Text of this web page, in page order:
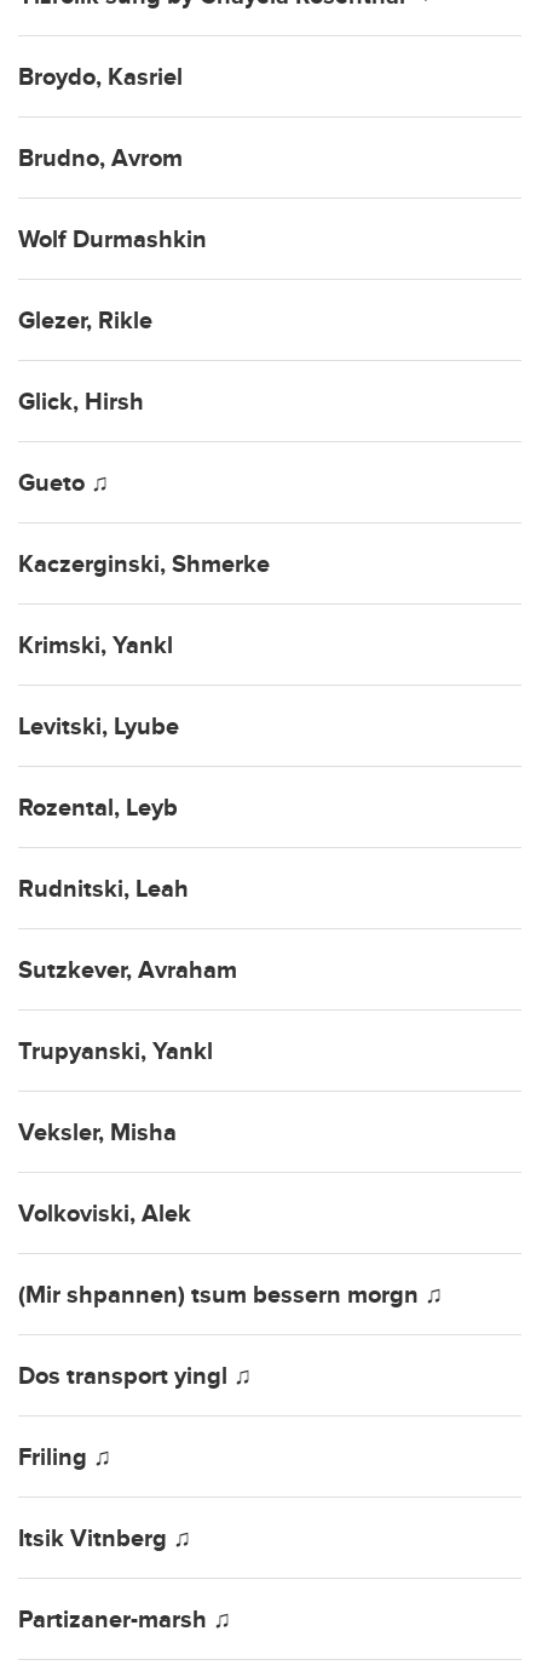
Broydo, Kasriel
Brudno, Avrom
Wolf Durmashkin
Glezer, Rikle
Glick, Hirsh
Gueto ♫
Kaczerginski, Shmerke
Krimski, Yankl
Levitski, Lyube
Rozental, Leyb
Rudnitski, Leah
Sutzkever, Avraham
Trupyanski, Yankl
Veksler, Misha
Volkoviski, Alek
(Mir shpannen) tsum bessern morgn ♫
Dos transport yingl ♫
Friling ♫
Itsik Vitnberg ♫
Partizaner-marsh ♫